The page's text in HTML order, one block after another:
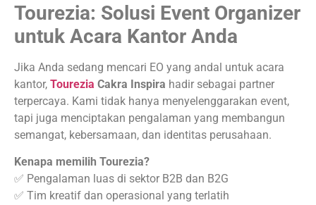
Tourezia: Solusi Event Organizer
untuk Acara Kantor Anda
Jika Anda sedang mencari EO yang andal untuk acara
kantor, Tourezia Cakra Inspira hadir sebagai partner
terpercaya. Kami tidak hanya menyelenggarakan event,
tapi juga menciptakan pengalaman yang membangun
semangat, kebersamaan, dan identitas perusahaan.
Kenapa memilih Tourezia?
✅ Pengalaman luas di sektor B2B dan B2G
✅ Tim kreatif dan operasional yang terlatih